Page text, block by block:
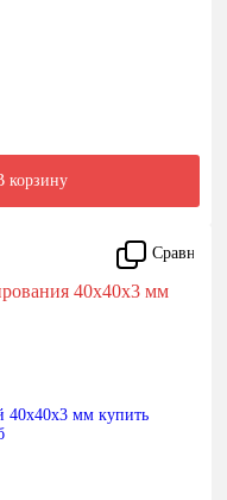
корзину
Сравнить
40x40x3 мм